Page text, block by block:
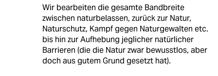
Wir bearbeiten die gesamte Bandbreite
zwischen naturbelassen, zurück zur Natur,
Naturschutz, Kampf gegen Naturgewalten etc.
bis hin zur Aufhebung jeglicher natürlicher
Barrieren (die die Natur zwar bewusstlos, aber
doch aus gutem Grund gesetzt hat).